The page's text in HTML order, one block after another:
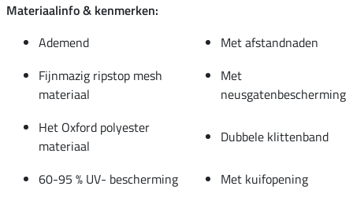
Materiaalinfo & kenmerken:
Ademend
Met afstandnaden
Fijnmazig ripstop mesh
materiaal
Met
neusgatenbescherming
Het Oxford polyester
materiaal
Dubbele klittenband
60-95 % UV- bescherming Met kuifopening